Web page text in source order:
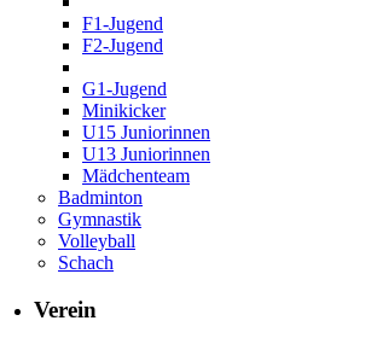
F1-Jugend
F2-Jugend
G1-Jugend
Minikicker
U15 Juniorinnen
U13 Juniorinnen
Mädchenteam
Badminton
Gymnastik
Volleyball
Schach
Verein